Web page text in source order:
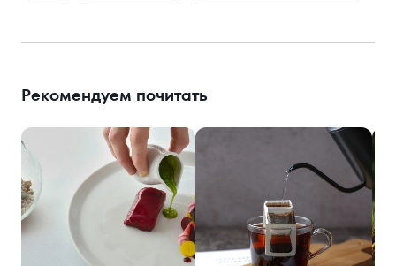
Рекомендуем почитать